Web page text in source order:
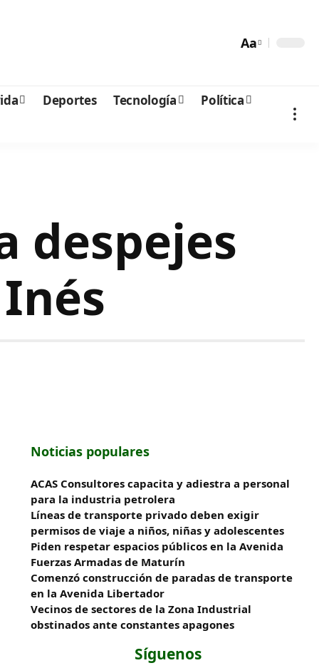
Aa
Deportes Tecnología
Política
despejes
Noticias populares
ACAS Consultores capacita y adiestra a personal
para la industria petrolera
Líneas de transporte privado deben exigir
permisos de viaje a niños, niñas y adolescentes
Piden respetar espacios públicos en la Avenida
Fuerzas Armadas de Maturín
​Comenzó construcción de paradas de transporte
en la Avenida Libertador
Vecinos de sectores de la Zona Industrial
obstinados ante constantes apagones
Síguenos